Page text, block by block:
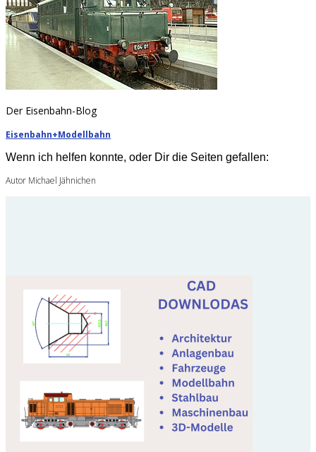
Der Eisenbahn-Blog
Eisenbahn+Modellbahn
Wenn ich helfen konnte, oder Dir die Seiten gefallen:
Autor Michael Jähnichen